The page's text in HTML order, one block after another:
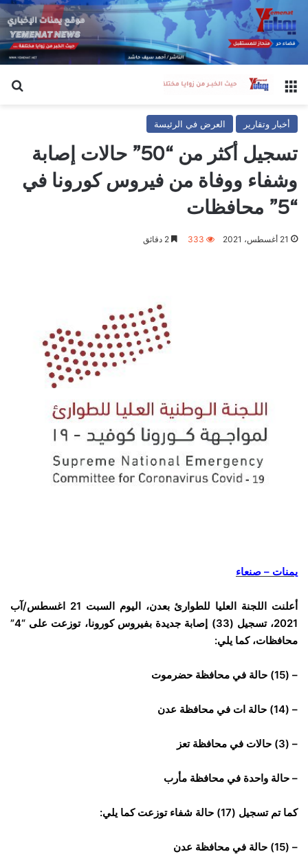
القائمة
أخبار وتقارير العرض في الرئيسة
تسجيل أكثر من “50” حالات إصابة
وشفاء ووفاة من فيروس كورونا في
“5” محافظات
21 أغسطس، 2021 333
يمنات – صنعاء
أعلنت اللجنة العليا للطوارئ بعدن، اليوم السبت 21 اغسطس/آب
2021، تسجيل (33) إصابة جديدة بفيروس كورونا، توزعت على “4”
محافظات، كما يلي:
– (15) ‎حالة في محافظة حضرموت
– (14) ‎حالة ات في محافظة عدن
– (3) ‎حالات في محافظة تعز
– حالة واحدة في محافظة مأرب
كما تم تسجيل (17) حالة شفاء توزعت كما يلي:
– (15) ‎حالة في محافظة عدن